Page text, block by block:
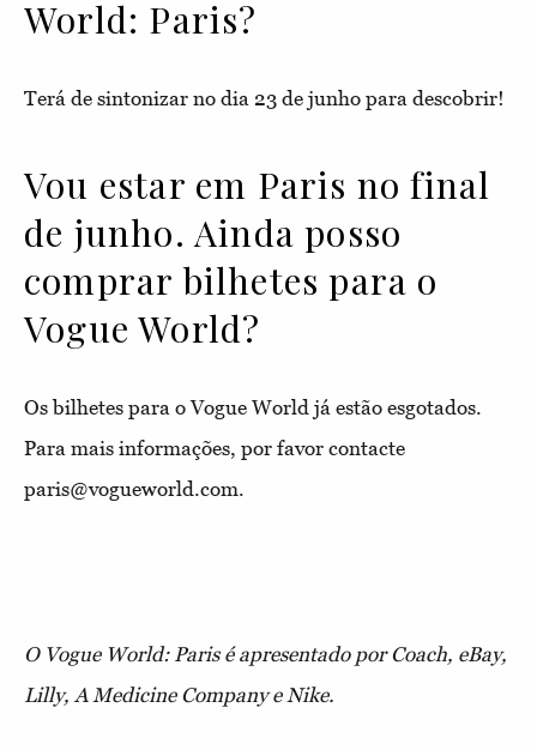
World: Paris?
Terá de sintonizar no dia 23 de junho para descobrir!
Vou estar em Paris no final
de junho. Ainda posso
comprar bilhetes para o
Vogue World?
Os bilhetes para o Vogue World já estão esgotados.
Para mais informações, por favor contacte
paris@vogueworld.com.
O Vogue World: Paris é apresentado por Coach, eBay,
Lilly, A Medicine Company e Nike.